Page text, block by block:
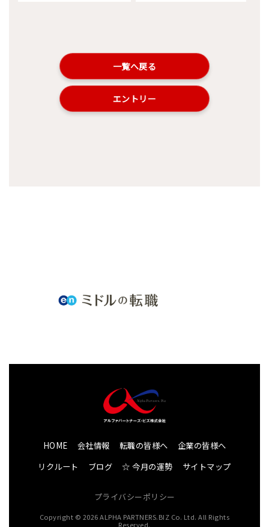
一覧へ戻る
エントリー
HOME 会社情報 転職の皆様へ
企業の皆様へ
リクルート
ブログ ☆ 今月の運勢 サイトマップ
プライバシーポリシー
Copyright © 2026 ALPHA PARTNERS.BIZ Co. Ltd. All Rights
Reserved.